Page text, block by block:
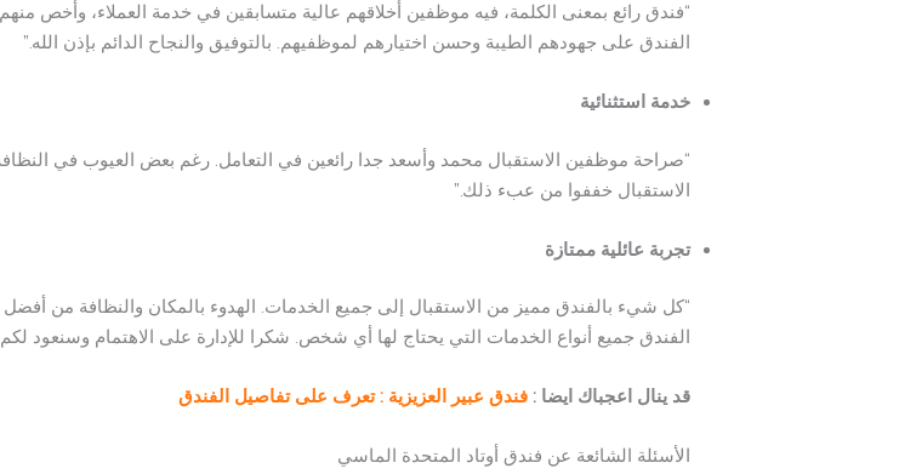
“فندق رائع بمعنى الكلمة، فيه موظفين أخلاقهم عالية متسابقين في خدمة العملاء، وأخص
الفندق على جهودهم الطيبة وحسن اختيارهم لموظفيهم. بالتوفيق والنجاح الدائم بإذن الله.”
خدمة استثنائية
“صراحة موظفين الاستقبال محمد وأسعد جدا رائعين في التعامل. رغم بعض العيوب في
الاستقبال خففوا من عبء ذلك.”
تجربة عائلية ممتازة
“كل شيء بالفندق مميز من الاستقبال إلى جميع الخدمات. الهدوء بالمكان والنظافة من أفضل
الفندق جميع أنواع الخدمات التي يحتاج لها أي شخص. شكرا للإدارة على الاهتمام وسنعود لكم
قد ينال اعجباك ايضا :فندق عبير العزيزية : تعرف على تفاصيل الفندق
الأسئلة الشائعة عن فندق أوتاد المتحدة الماسي